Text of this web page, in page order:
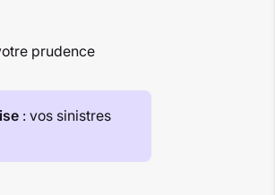
prudence
: vos sinistres